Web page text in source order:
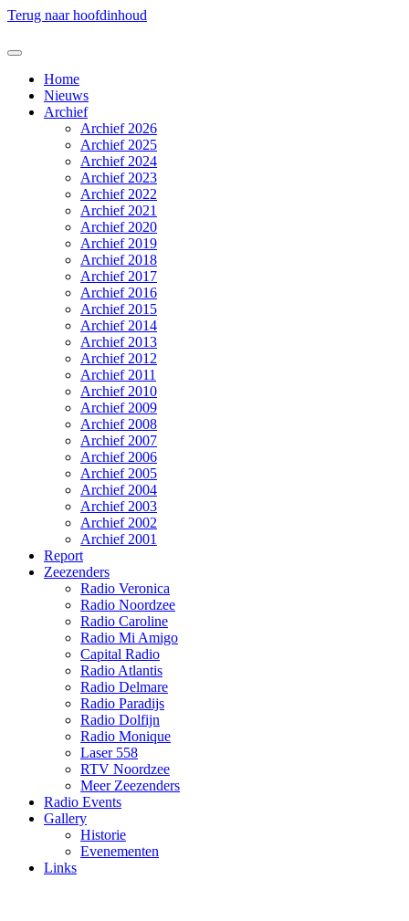
Terug naar hoofdinhoud
Home
Nieuws
Archief
Archief 2026
Archief 2025
Archief 2024
Archief 2023
Archief 2022
Archief 2021
Archief 2020
Archief 2019
Archief 2018
Archief 2017
Archief 2016
Archief 2015
Archief 2014
Archief 2013
Archief 2012
Archief 2011
Archief 2010
Archief 2009
Archief 2008
Archief 2007
Archief 2006
Archief 2005
Archief 2004
Archief 2003
Archief 2002
Archief 2001
Report
Zeezenders
Radio Veronica
Radio Noordzee
Radio Caroline
Radio Mi Amigo
Capital Radio
Radio Atlantis
Radio Delmare
Radio Paradijs
Radio Dolfijn
Radio Monique
Laser 558
RTV Noordzee
Meer Zeezenders
Radio Events
Gallery
Historie
Evenementen
Links